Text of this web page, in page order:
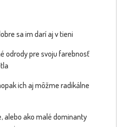
sa im darí aj v tieni
odrody pre svoju farebnosť
ich aj môžme radikálne
alebo ako malé dominanty